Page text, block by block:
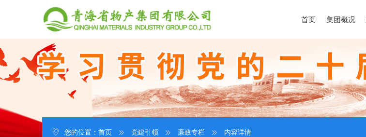
首页 集团概况
您的位置： 首页 党建引领 廉政专栏 内容详情